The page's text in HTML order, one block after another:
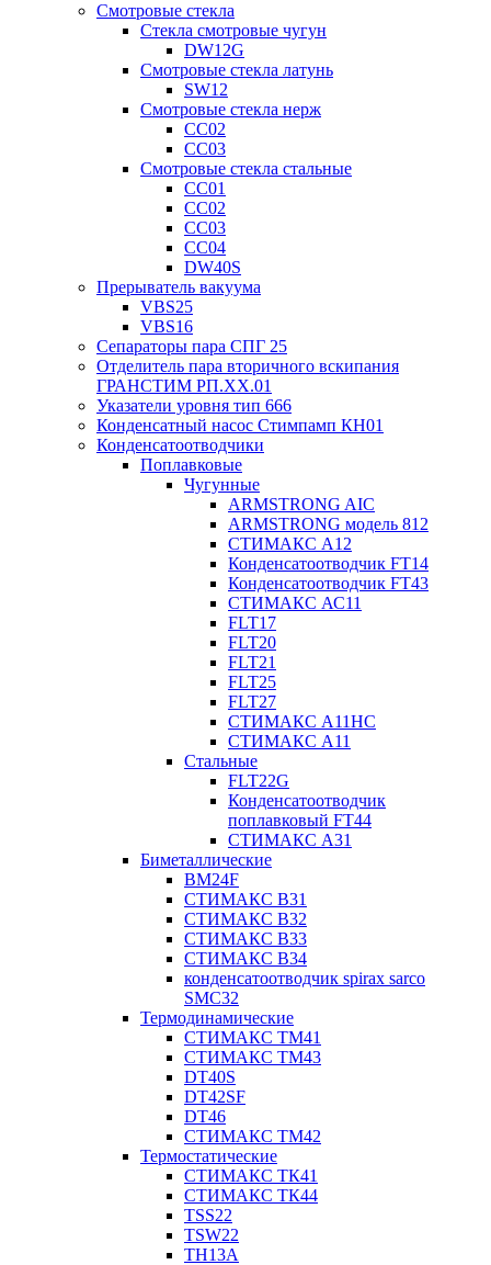
Смотровые стекла
Стекла смотровые чугун
DW12G
Смотровые стекла латунь
SW12
Смотровые стекла нерж
СС02
СС03
Смотровые стекла стальные
СС01
СС02
СС03
СС04
DW40S
Прерыватель вакуума
VBS25
VBS16
Сепараторы пара СПГ 25
Отделитель пара вторичного вскипания
ГРАНСТИМ РП.XX.01
Указатели уровня тип 666
Конденсатный насос Стимпамп КН01
Конденсатоотводчики
Поплавковые
Чугунные
ARMSTRONG AIC
ARMSTRONG модель 812
СТИМАКС А12
Конденсатоотводчик FT14
Конденсатоотводчик FT43
СТИМАКС АС11
FLT17
FLT20
FLT21
FLT25
FLT27
СТИМАКС А11HC
СТИМАКС А11
Стальные
FLT22G
Конденсатоотводчик
поплавковый FT44
СТИМАКС А31
Биметаллические
BM24F
СТИМАКС B31
СТИМАКС В32
СТИМАКС В33
СТИМАКС B34
конденсатоотводчик spirax sarco
SMC32
Термодинамические
СТИМАКС ТМ41
СТИМАКС ТМ43
DT40S
DT42SF
DT46
СТИМАКС ТМ42
Термостатические
СТИМАКС ТК41
СТИМАКС ТК44
TSS22
TSW22
TH13A